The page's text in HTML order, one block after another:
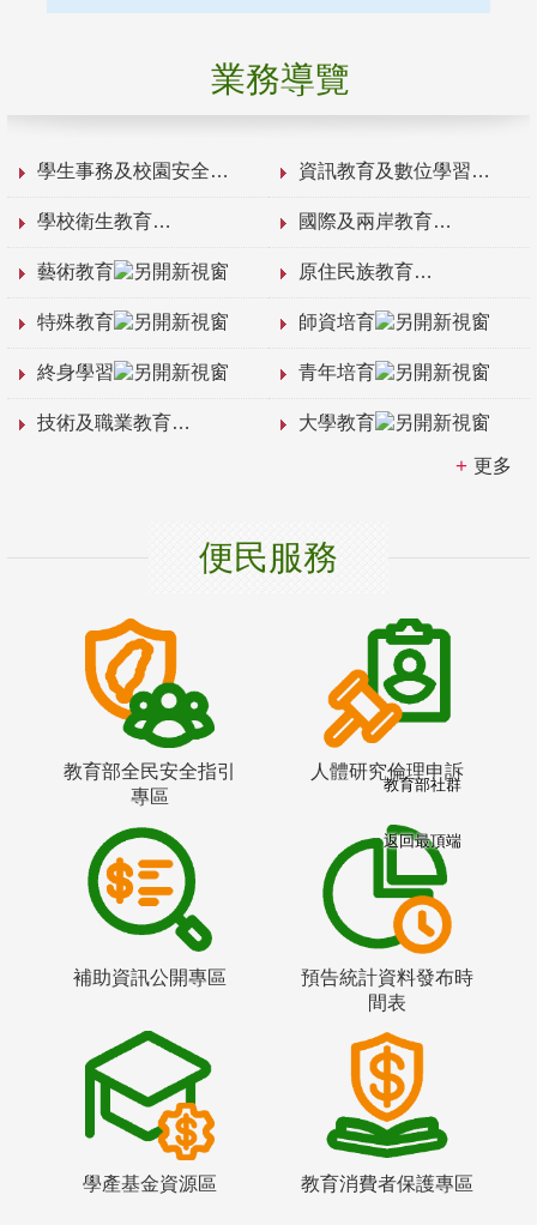
業務導覽
學生事務及校園安全 資訊教育及數位學習
學校衛生教育 國際及兩岸教育
藝術教育 原住民族教育
特殊教育 師資培育
終身學習 青年培育
技術及職業教育 大學教育
更多
便民服務
教育部全民安全指引
專區
人體研究倫理申訴
補助資訊公開專區
預告統計資料發布時
間表
學產基金資源區 教育消費者保護專區
教育部社群
返回最頂端